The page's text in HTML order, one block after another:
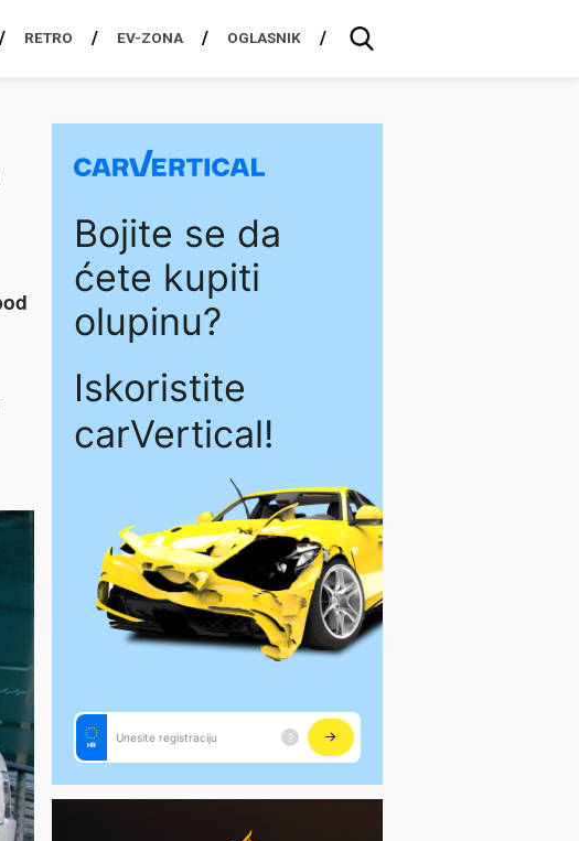
RETRO EV-ZONA OGLASNIK